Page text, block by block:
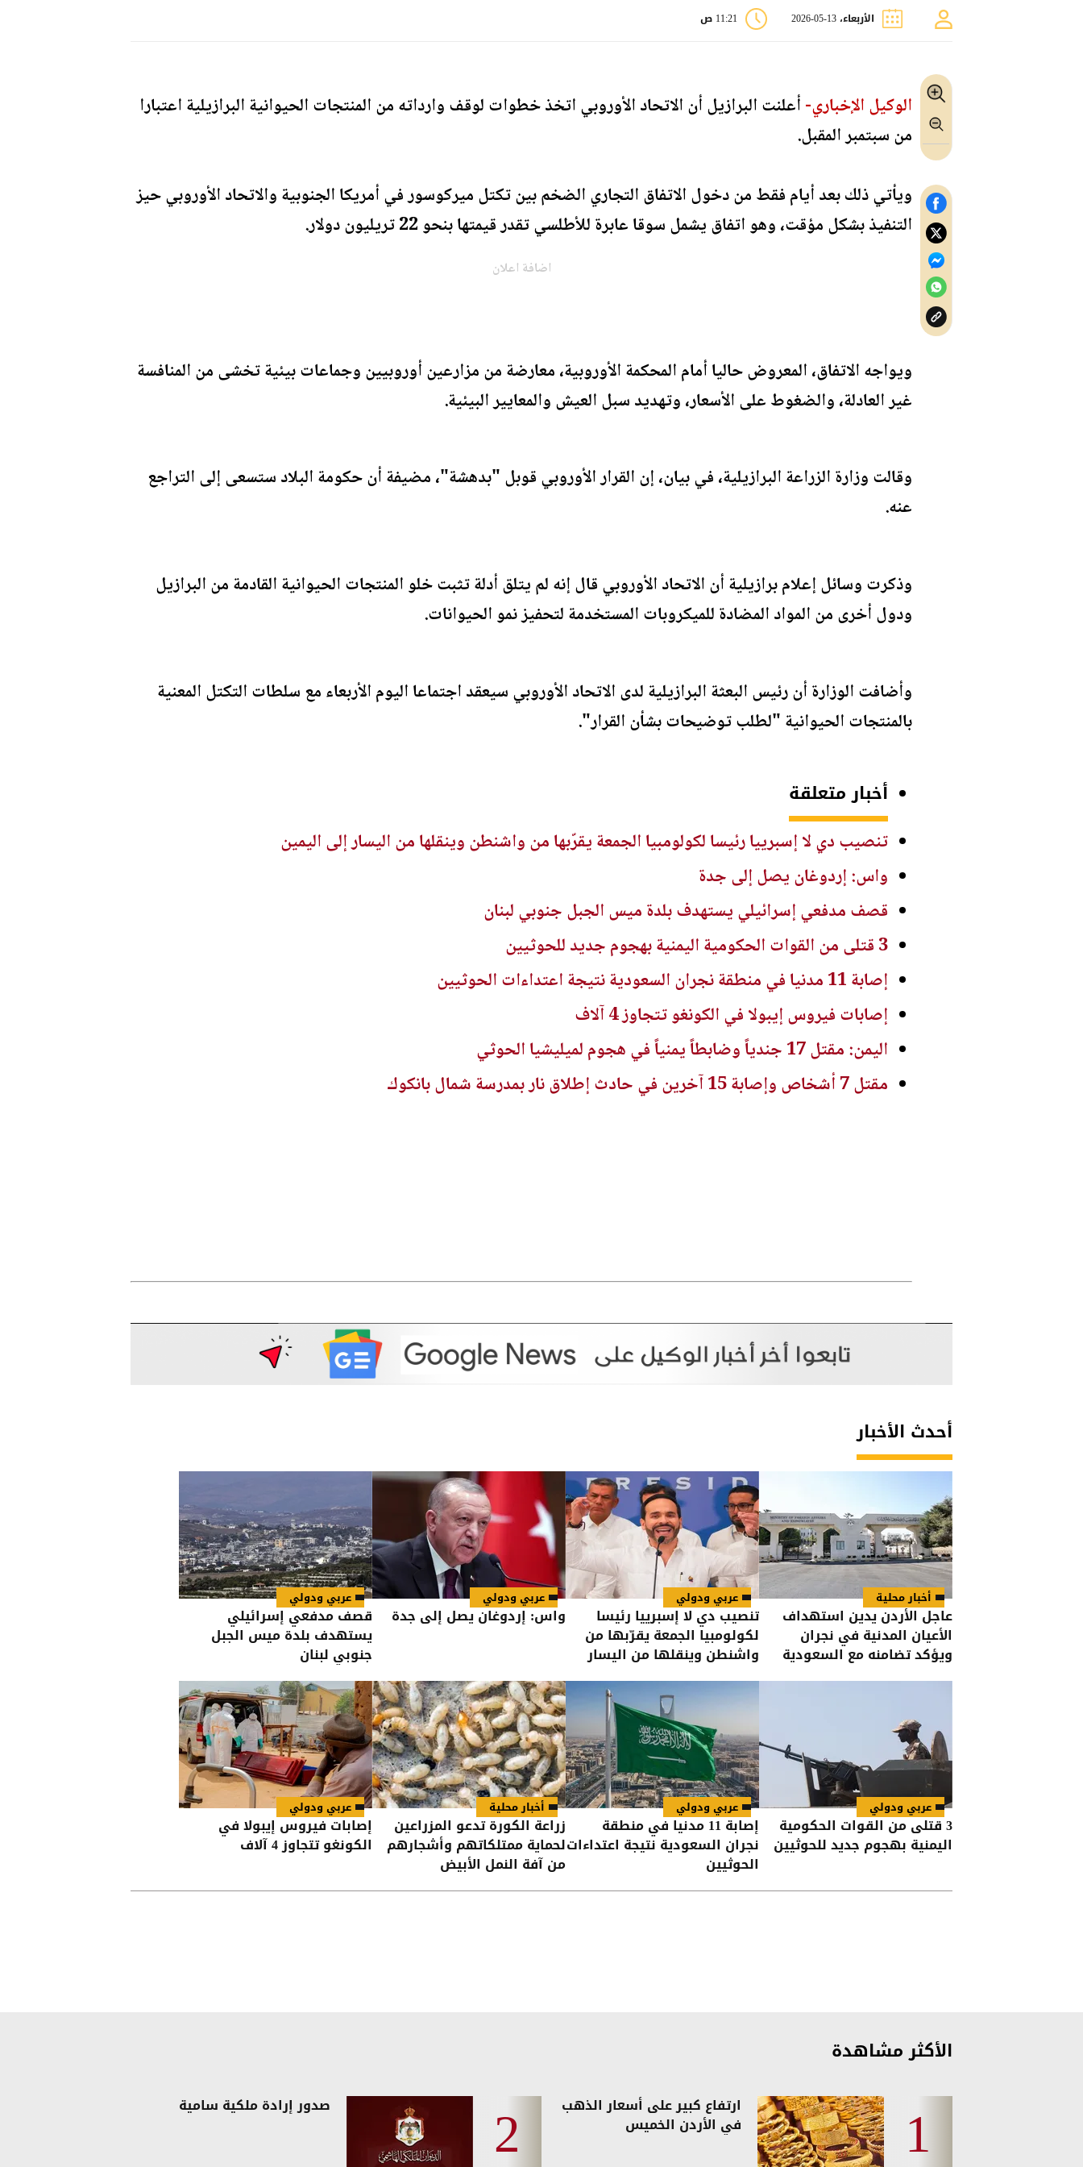
الأربعاء، 13-05-2026 11:21 ص
الوكيل الإخباري-أعلنت البرازيل أن الاتحاد الأوروبي اتخذ خطوات لوقف وارداته من المنتجات الحيوانية البرازيلية اعتبارا
من سبتمبر المقبل.
ويأتي ذلك بعد أيام فقط من دخول الاتفاق التجاري الضخم بين تكتل ميركوسور في أمريكا الجنوبية والاتحاد الأوروبي حيز
التنفيذ بشكل مؤقت، وهو اتفاق يشمل سوقا عابرة للأطلسي تقدر قيمتها بنحو 22 تريليون دولار.
اضافة اعلان
ويواجه الاتفاق، المعروض حاليا أمام المحكمة الأوروبية، معارضة من مزارعين أوروبيين وجماعات بيئية تخشى من المنافسة
غير العادلة، والضغوط على الأسعار، وتهديد سبل العيش والمعايير البيئية.
وقالت وزارة الزراعة البرازيلية، في بيان، إن القرار الأوروبي قوبل "بدهشة"، مضيفة أن حكومة البلاد ستسعى إلى التراجع
عنه.
وذكرت وسائل إعلام برازيلية أن الاتحاد الأوروبي قال إنه لم يتلق أدلة تثبت خلو المنتجات الحيوانية القادمة من البرازيل
ودول أخرى من المواد المضادة للميكروبات المستخدمة لتحفيز نمو الحيوانات.
وأضافت الوزارة أن رئيس البعثة البرازيلية لدى الاتحاد الأوروبي سيعقد اجتماعا اليوم الأربعاء مع سلطات التكتل المعنية
بالمنتجات الحيوانية "لطلب توضيحات بشأن القرار".
أخبار متعلقة
تنصيب دي لا إسبرييا رئيسا لكولومبيا الجمعة يقرّبها من واشنطن وينقلها من اليسار إلى اليمين
واس: إردوغان يصل إلى جدة
قصف مدفعي إسرائيلي يستهدف بلدة ميس الجبل جنوبي لبنان
3 قتلى من القوات الحكومية اليمنية بهجوم جديد للحوثيين
إصابة 11 مدنيا في منطقة نجران السعودية نتيجة اعتداءات الحوثيين
إصابات فيروس إيبولا في الكونغو تتجاوز 4 آلاف
اليمن: مقتل 17 جندياً وضابطاً يمنياً في هجوم لميليشيا الحوثي
مقتل 7 أشخاص وإصابة 15 آخرين في حادث إطلاق نار بمدرسة شمال بانكوك
أحدث الأخبار
أخبار محلية
عاجل الأردن يدين استهداف
الأعيان المدنية في نجران
ويؤكد تضامنه مع السعودية
عربي ودولي
تنصيب دي لا إسبرييا رئيسا
لكولومبيا الجمعة يقرّبها من
واشنطن وينقلها من اليسار
عربي ودولي
واس: إردوغان يصل إلى جدة
عربي ودولي
قصف مدفعي إسرائيلي
يستهدف بلدة ميس الجبل
جنوبي لبنان
عربي ودولي
3 قتلى من القوات الحكومية
اليمنية بهجوم جديد للحوثيين
عربي ودولي
إصابة 11 مدنيا في منطقة
نجران السعودية نتيجة اعتداءات
الحوثيين
أخبار محلية
زراعة الكورة تدعو المزراعين
لحماية ممتلكاتهم وأشجارهم
من آفة النمل الأبيض
عربي ودولي
إصابات فيروس إيبولا في
الكونغو تتجاوز 4 آلاف
الأكثر مشاهدة
ارتفاع كبير على أسعار الذهب
في الأردن الخميس
صدور إرادة ملكية سامية